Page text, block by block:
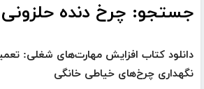
جستجو: چرخ دنده حلزونی
دانلود کتاب افزایش مهارت‌های شغلی:
نگهداری چرخ‌های خیاطی خانگی